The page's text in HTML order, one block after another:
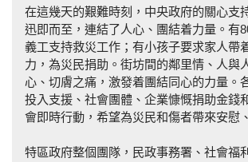
在這幾天的艱難時刻，中央政府的關心支
迅即而至，連結了人心、團結着力量。有
義工支持救災工作；有小孩子要求家人帶
力，為災民捐助。街坊間的鄰里情、人與
心、切膚之痛，激發着團結同心的力量。
投入支援、社會團體、企業慷慨捐助金錢
會即時行動，希望為災民和傷者帶來安慰
特區政府整個團隊，民政事務署、社會福